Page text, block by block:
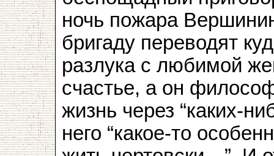
ночь пожара
бригаду переводят
разлука с любимой
счастье, а он
жизнь через “каких-
него “какое-то